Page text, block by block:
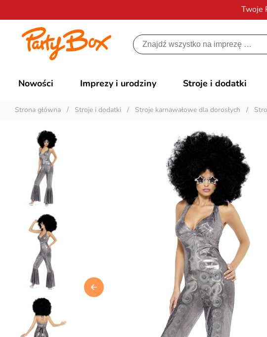
Twoje
Nowości Imprezy i urodziny Stroje i dodatki
Strona główna / Stroje i dodatki / Stroje karnawałowe dla dorosłych /